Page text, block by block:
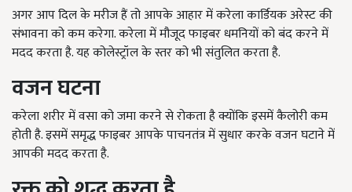
अगर आप दिल के मरीज हैं तो आपके आहार में करेला कार्डियक अरेस्ट की
संभावना को कम करेगा. करेला में मौजूद फाइबर धमनियों को बंद करने में
मदद करता है. यह कोलेस्ट्रॉल के स्तर को भी संतुलित करता है.
वजन घटना
करेला शरीर में वसा को जमा करने से रोकता है क्योंकि इसमें कैलोरी कम
होती है. इसमें समृद्ध फाइबर आपके पाचनतंत्र में सुधार करके वजन घटाने में
आपकी मदद करता है.